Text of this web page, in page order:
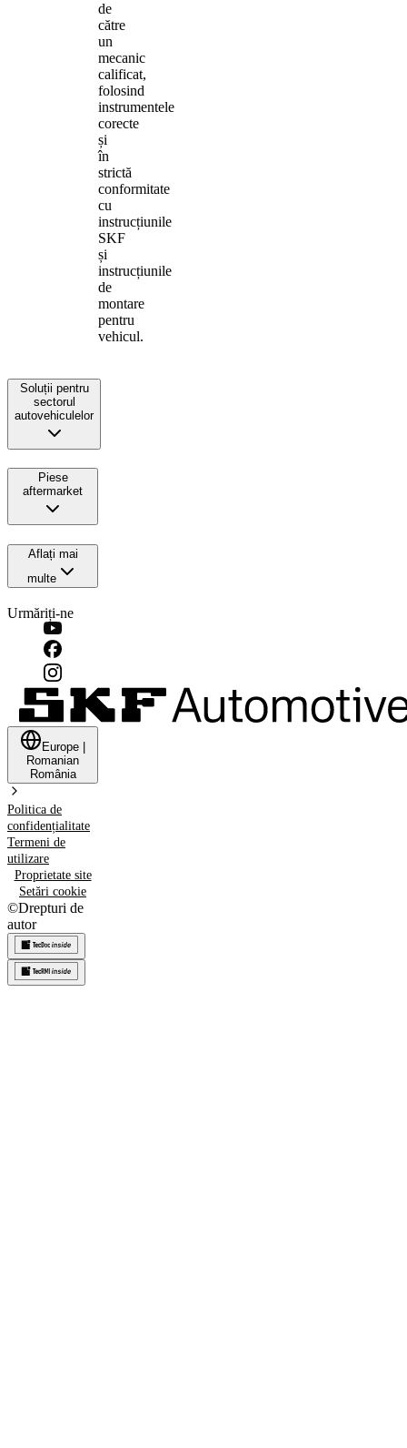
de
către
un
mecanic
calificat,
folosind
instrumentele
corecte
și
în
strictă
conformitate
cu
instrucțiunile
SKF
și
instrucțiunile
de
montare
pentru
vehicul.
Soluții pentru
sectorul
autovehiculelor
Piese
aftermarket
Aflați mai
multe
Urmăriți-ne
Europe
Romanian
România
Politica de
confidențialitate
Termeni de
utilizare
Proprietate site
Setări cookie
©Drepturi de
autor